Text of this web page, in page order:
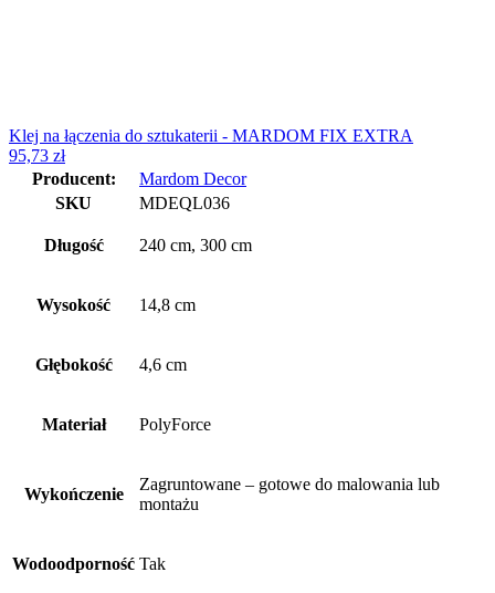
Klej na łączenia do sztukaterii - MARDOM FIX EXTRA
95,73 zł
Producent:
Mardom Decor
SKU
MDEQL036
Długość 240 cm, 300 cm
Wysokość 14,8 cm
Głębokość 4,6 cm
Materiał PolyForce
Wykończenie
Zagruntowane – gotowe do malowania lub
montażu
Wodoodporność Tak